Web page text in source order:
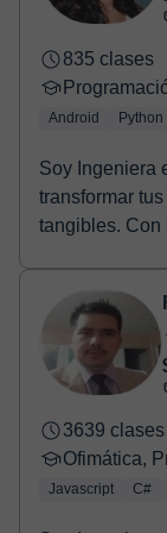
835 clases
Android Python
Soy Ingeniera
transformar
tangibles. Con
3639 clases
Ofimática,
Javascript C#